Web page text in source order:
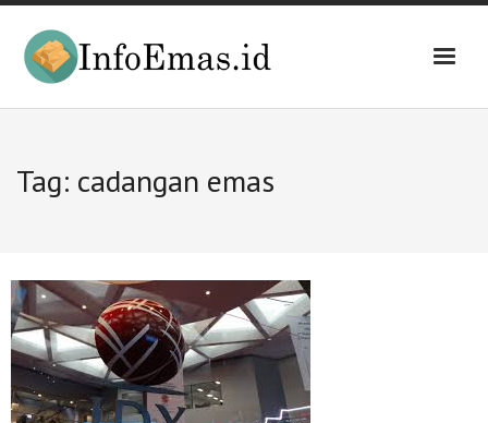
Skip
content
Tag: cadangan emas